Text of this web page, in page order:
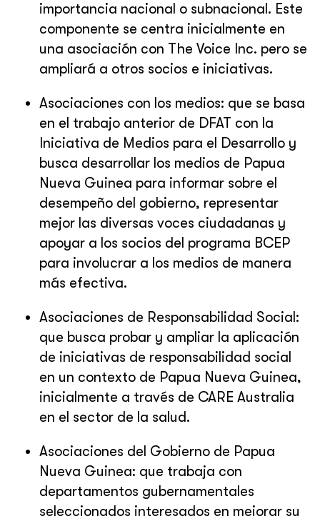
importancia nacional o subnacional. Este
componente se centra inicialmente en
una asociación con The Voice Inc. pero se
ampliará a otros socios e iniciativas.
Asociaciones con los medios: que se basa
en el trabajo anterior de DFAT con la
Iniciativa de Medios para el Desarrollo y
busca desarrollar los medios de Papua
Nueva Guinea para informar sobre el
desempeño del gobierno, representar
mejor las diversas voces ciudadanas y
apoyar a los socios del programa BCEP
para involucrar a los medios de manera
más efectiva.
Asociaciones de Responsabilidad Social:
que busca probar y ampliar la aplicación
de iniciativas de responsabilidad social
en un contexto de Papua Nueva Guinea,
inicialmente a través de CARE Australia
en el sector de la salud.
Asociaciones del Gobierno de Papua
Nueva Guinea: que trabaja con
departamentos gubernamentales
seleccionados interesados en mejorar su